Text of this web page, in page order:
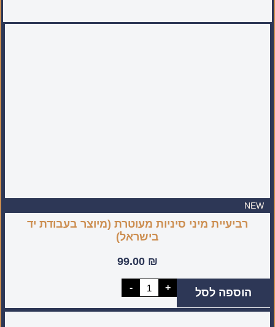
NEW
רביעיית מיני סיניות מעוטרת (מיוצר בעבודת יד
בישראל)
99.00 ₪
-
כמות
של
מיני
+ הוספה לסל